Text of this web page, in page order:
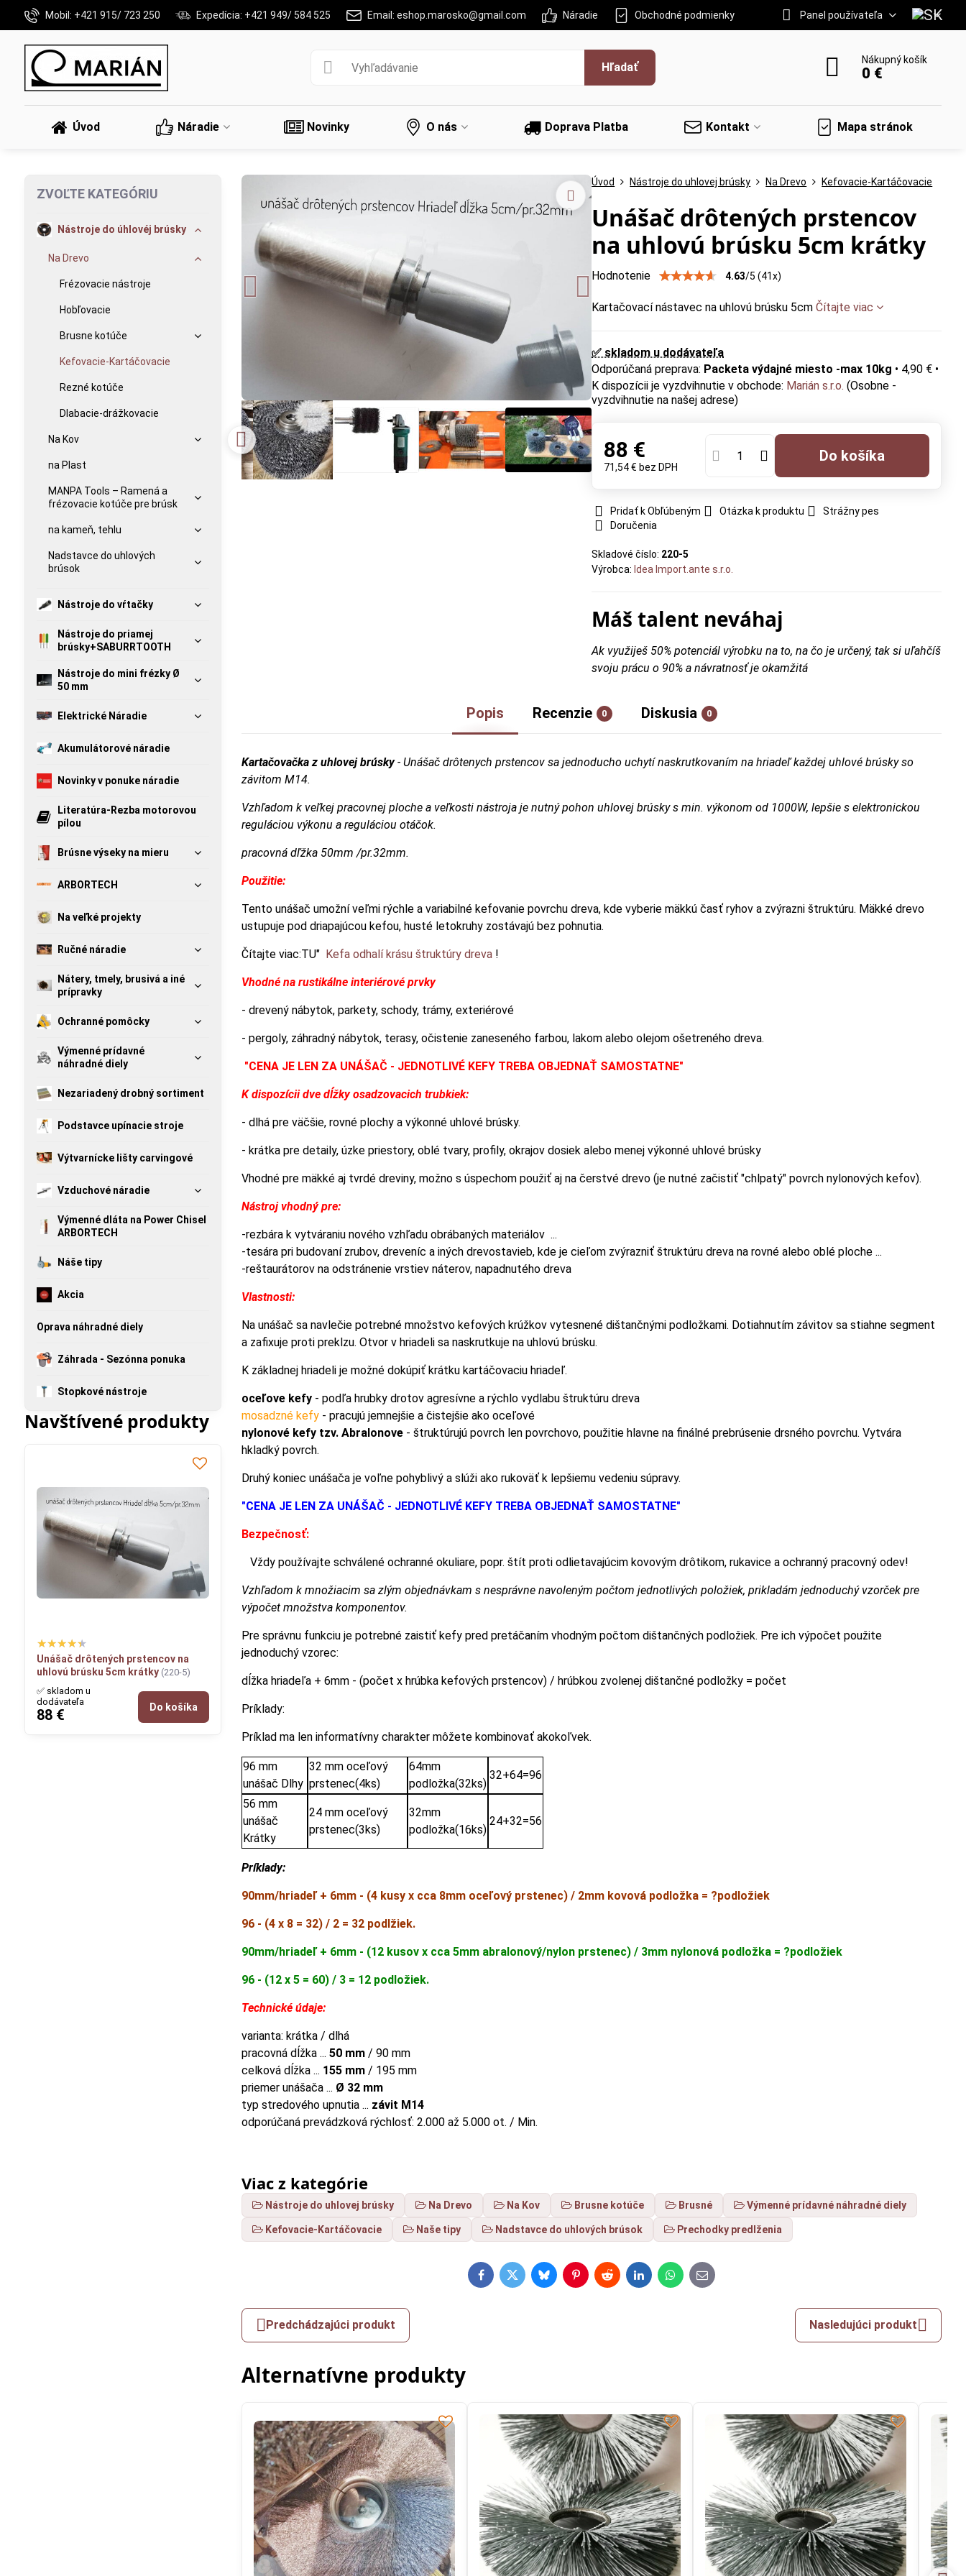
Mobil: +421 915/ 723 250 Expedícia: +421 949/ 584 525 Email: eshop.marosko@gmail.com Náradie Obchodné podmienky Panel používateľa
Hľadať
Nákupný košík
0 €
Úvod Náradie Novinky O nás Doprava Platba Kontakt Mapa stránok
Úvod Nástroje do uhlovej brúsky Na Drevo Kefovacie-Kartáčovacie
Unášač drôtených prstencov
na uhlovú brúsku 5cm krátky
Hodnotenie 4.63/5 (41x)
Kartačovací nástavec na uhlovú brúsku 5cmČítajte viac
✅ skladom u dodávateľa
Packeta výdajné miesto -max 10kg • 4,90 € •
Marián s.r.o. (Osobne -
vyzdvihnutie na našej adrese)
88 €
71,54 € bez DPH
Do košíka
Pridať k Obľúbeným Otázka k produktu
Strážny pes
Doručenia
Skladové číslo: 220-5
Výrobca: Idea Import.ante s.r.o.
Máš talent neváhaj
Ak využiješ 50% potenciál výrobku na to, na čo je určený, tak si uľahčíš
svoju prácu o 90% a návratnosť je okamžitá
Popis Recenzie 0 Diskusia 0
Kartačovačka z uhlovej brúsky- Unášač drôtenych prstencov sa jednoducho uchytí naskrutkovaním na hriadeľ každej uhlové brúsky so
závitom M14.
Vzhľadom k veľkej pracovnej ploche a veľkosti nástroja je nutný pohon uhlovej brúsky s min. výkonom od 1000W, lepšie s elektronickou
reguláciou výkonu a reguláciou otáčok.
pracovná dľžka 50mm /pr.32mm.
Použitie:
Tento unášač umožní veľmi rýchle a variabilné kefovanie povrchu dreva, kde vyberie mäkkú časť ryhov a zvýrazni štruktúru. Mäkké drevo
ustupuje pod driapajúcou kefou, husté letokruhy zostávajú bez pohnutia.
Čítajte viac:TU" Kefa odhalí krásu štruktúry dreva !
Vhodné na rustikálne interiérové ​​prvky
- drevený nábytok, parkety, schody, trámy, exteriérové
- pergoly, záhradný nábytok, terasy, očistenie zaneseného farbou, lakom alebo olejom ošetreného dreva.
"CENA JE LEN ZA UNÁŠAČ - JEDNOTLIVÉ KEFY TREBA OBJEDNAŤ SAMOSTATNE"
K dispozícii dve dĺžky osadzovacich trubkiek:
- dlhá pre väčšie, rovné plochy a výkonné uhlové brúsky.
- krátka pre detaily, úzke priestory, oblé tvary, profily, okrajov dosiek alebo menej výkonné uhlové brúsky
Vhodné pre mäkké aj tvrdé dreviny, možno s úspechom použiť aj na čerstvé drevo (je nutné začistiť "chlpatý" povrch nylonových kefov).
Nástroj vhodný pre:
-rezbára k vytváraniu nového vzhľadu obrábaných materiálov ...
-tesára pri budovaní zrubov, dreveníc a iných drevostavieb, kde je cieľom zvýrazniť štruktúru dreva na rovné alebo oblé ploche ...
-reštaurátorov na odstránenie vrstiev náterov, napadnutého dreva
Vlastnosti:
Na unášač sa navlečie potrebné množstvo kefových krúžkov vytesnené dištančnými podložkami. Dotiahnutím závitov sa stiahne segment
a zafixuje proti preklzu. Otvor v hriadeli sa naskrutkuje na uhlovú brúsku.
K základnej hriadeli je možné dokúpiť krátku kartáčovaciu hriadeľ.
oceľove kefy - podľa hrubky drotov agresívne a rýchlo vydlabu štruktúru dreva
mosadzné kefy - pracujú jemnejšie a čistejšie ako oceľové
nylonové kefy tzv. Abralonove - štruktúrujú povrch len povrchovo, použitie hlavne na finálné prebrúsenie drsného povrchu. Vytvára
hkladký povrch.
Druhý koniec unášača je voľne pohyblivý a slúži ako rukoväť k lepšiemu vedeniu súpravy.
"CENA JE LEN ZA UNÁŠAČ - JEDNOTLIVÉ KEFY TREBA OBJEDNAŤ SAMOSTATNE"
Bezpečnosť:
Vždy používajte schválené ochranné okuliare, popr. štít proti odlietavajúcim kovovým drôtikom, rukavice a ochranný pracovný odev!
Vzhľadom k množiacim sa zlým objednávkam s nesprávne navoleným počtom jednotlivých položiek, prikladám jednoduchý vzorček pre
výpočet množstva komponentov.
Pre správnu funkciu je potrebné zaistiť kefy pred pretáčaním vhodným počtom dištančných podložiek. Pre ich výpočet použite
jednoduchý vzorec:
dĺžka hriadeľa + 6mm - (počet x hrúbka kefových prstencov) / hrúbkou zvolenej dištančné podložky = počet
Príklady:
Príklad ma len informatívny charakter môžete kombinovať akokoľvek.
96 mm
unášač Dlhy
32 mm oceľový
prstenec(4ks)
64mm
podložka(32ks)
32+64=96
56 mm
unášač
Krátky
24 mm oceľový
prstenec(3ks)
32mm
podložka(16ks)
24+32=56
Príklady:
90mm/hriadeľ + 6mm - (4 kusy x cca 8mm oceľový prstenec) / 2mm kovová podložka = ?podložiek
96 - (4 x 8 = 32) / 2 = 32 podlžiek.
90mm/hriadeľ + 6mm - (12 kusov x cca 5mm abralonový/nylon prstenec) / 3mm nylonová podložka = ?podložiek
96 - (12 x 5 = 60) / 3 = 12 podložiek.
Technické údaje:
varianta: krátka / dlhá
pracovná dĺžka ...50 mm / 90 mm
celková dĺžka ... 155 mm / 195 mm
priemer unášača ... Ø 32 mm
typ stredového upnutia ... závit M14
odporúčaná prevádzková rýchlosť: 2.000 až 5.000 ot. / Min.
Viac z kategórie
Nástroje do uhlovej brúsky Na Drevo Na Kov Brusne kotúče Brusné Výmenné prídavné náhradné diely
Kefovacie-Kartáčovacie Naše tipy Nadstavce do uhlových brúsok Prechodky predlženia
FacebookTwitterBlueskyPinterestRedditLinkedInWhatsApp
E-
mail
Predchádzajúci produkt Nasledujúci produkt
Alternatívne produkty
ZVOĽTE KATEGÓRIU
Nástroje do úhlovéj brúsky
Na Drevo
Frézovacie nástroje
Hobľovacie
Brusne kotúče
Kefovacie-Kartáčovacie
Rezné kotúče
Dlabacie-drážkovacie
Na Kov
na Plast
MANPA Tools – Ramená a
frézovacie kotúče pre brúsk
na kameň, tehlu
Nadstavce do uhlových
brúsok
Nástroje do vŕtačky
Nástroje do priamej
brúsky+SABURRTOOTH
Nástroje do mini frézky Ø
50 mm
Elektrické Náradie
Akumulátorové náradie
Novinky v ponuke náradie
Literatúra-Rezba motorovou
pílou
Brúsne výseky na mieru
ARBORTECH
Na veľké projekty
Ručné náradie
Nátery, tmely, brusivá a iné
prípravky
Ochranné pomôcky
Výmenné prídavné
náhradné diely
Nezariadený drobný sortiment
Podstavce upínacie stroje
Výtvarnícke lišty carvingové
Vzduchové náradie
Výmenné dláta na Power Chisel
ARBORTECH
Náše tipy
Akcia
Oprava náhradné diely
Záhrada - Sezónna ponuka
Stopkové nástroje
Navštívené produkty
Unášač drôtených prstencov na
uhlovú brúsku 5cm krátky (220-5)
✅ skladom u
dodávateľa
88 € Do košíka